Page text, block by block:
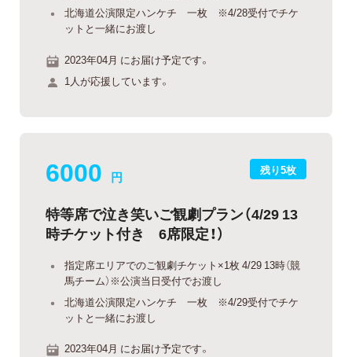
北海道公演限定ハンケチ 一枚 ※4/28受付でチケ
ットと一緒にお渡し
2023年04月 にお届け予定です。
1人が応援しています。
残り5枚
6000 円
特等席で泣き笑いご観劇プラン（4/29 13
時チケット付き 6席限定！）
指定席エリアでのご観劇チケット×1枚 4/29 13時（競
馬チーム）※公演当日受付でお渡し
北海道公演限定ハンケチ 一枚 ※4/29受付でチケ
ットと一緒にお渡し
2023年04月 にお届け予定です。